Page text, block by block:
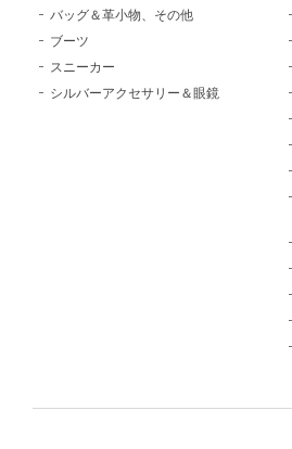
バッグ＆革小物、その他
ブーツ
スニーカー
シルバーアクセサリー＆眼鏡